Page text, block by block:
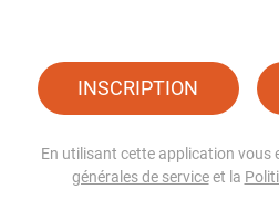
INSCRIPTION
En utilisant cette application vous
générales de serviceet la